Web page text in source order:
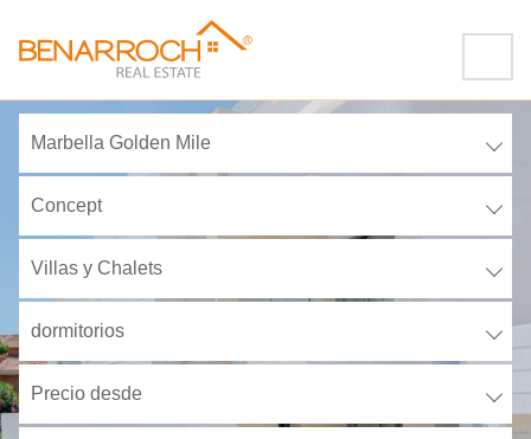
Marbella Golden Mile
Concept
Villas y Chalets
dormitorios
Precio desde